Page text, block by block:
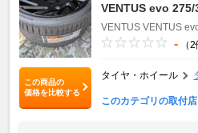
この商品の
価格を比較する
VENTUS evo 275/
VENTUS VENTUS
- （2
タイヤ・ホイール
このカテゴリの取付